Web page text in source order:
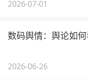
2026-07-01
数码舆情：舆论如
2026-06-26